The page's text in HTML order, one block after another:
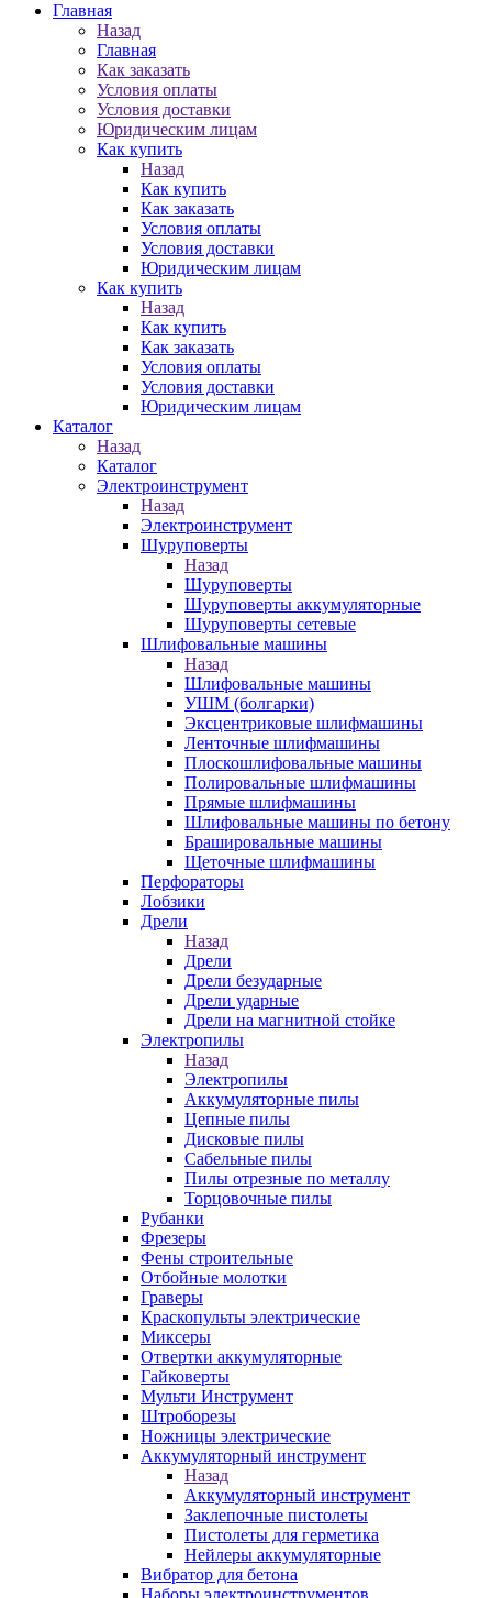
Главная
Назад
Главная
Как заказать
Условия оплаты
Условия доставки
Юридическим лицам
Как купить
Назад
Как купить
Как заказать
Условия оплаты
Условия доставки
Юридическим лицам
Как купить
Назад
Как купить
Как заказать
Условия оплаты
Условия доставки
Юридическим лицам
Каталог
Назад
Каталог
Электроинструмент
Назад
Электроинструмент
Шуруповерты
Назад
Шуруповерты
Шуруповерты аккумуляторные
Шуруповерты сетевые
Шлифовальные машины
Назад
Шлифовальные машины
УШМ (болгарки)
Эксцентриковые шлифмашины
Ленточные шлифмашины
Плоскошлифовальные машины
Полировальные шлифмашины
Прямые шлифмашины
Шлифовальные машины по бетону
Брашировальные машины
Щеточные шлифмашины
Перфораторы
Лобзики
Дрели
Назад
Дрели
Дрели безударные
Дрели ударные
Дрели на магнитной стойке
Электропилы
Назад
Электропилы
Аккумуляторные пилы
Цепные пилы
Дисковые пилы
Сабельные пилы
Пилы отрезные по металлу
Торцовочные пилы
Рубанки
Фрезеры
Фены строительные
Отбойные молотки
Граверы
Краскопульты электрические
Миксеры
Отвертки аккумуляторные
Гайковерты
Мульти Инструмент
Штроборезы
Ножницы электрические
Аккумуляторный инструмент
Назад
Аккумуляторный инструмент
Заклепочные пистолеты
Пистолеты для герметика
Нейлеры аккумуляторные
Вибратор для бетона
Наборы электроинструментов